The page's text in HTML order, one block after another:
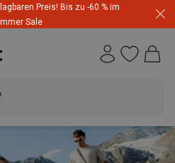
Preis! Bis zu -60 % im
Sale